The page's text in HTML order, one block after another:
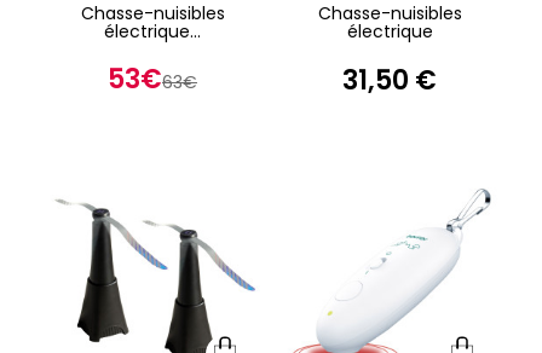
Chasse-nuisibles
électrique...
53€63€
Chasse-nuisibles
électrique
31,50 €